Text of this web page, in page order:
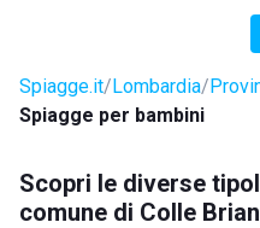
Spiagge.it Lombardia
Spiagge per bambini
Scopri le diverse
comune di Colle